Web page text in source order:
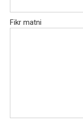
Fikr matni